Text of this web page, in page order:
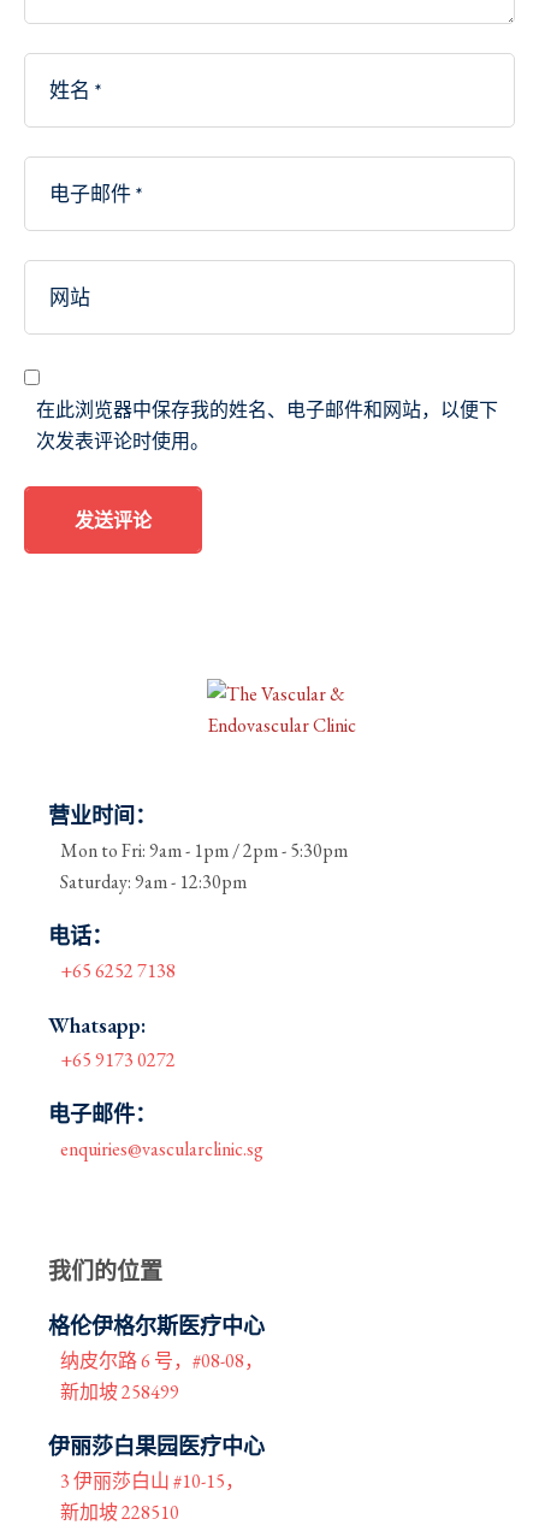
在此浏览器中保存我的姓名、电子邮件和网站，以便下
次发表评论时使用。
发送评论
营业时间：
Mon to Fri: 9am - 1pm / 2pm - 5:30pm
Saturday: 9am - 12:30pm
电话：
+65 6252 7138
Whatsapp:
+65 9173 0272
电子邮件：
enquiries@vascularclinic.sg
我们的位置
格伦伊格尔斯医疗中心
纳皮尔路 6 号，#08-08，
新加坡 258499
伊丽莎白果园医疗中心
3 伊丽莎白山 #10-15，
新加坡 228510